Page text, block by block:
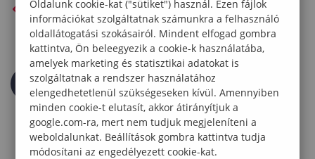
VISSZA AZ ELŐZŐ OLDALRA
Oldalunk cookie-kat ("sütiket") használ. Ezen fájlok
információkat szolgáltatnak számunkra a felhasználó
oldallátogatási szokásairól. Mindent elfogad gombra
kattintva, Ön beleegyezik a cookie-k használatába,
amelyek marketing és statisztikai adatokat is
szolgáltatnak a rendszer használatához
elengedhetetlenül szükségeseken kívül. Amennyiben
minden cookie-t elutasít, akkor átirányítjuk a
google.com-ra, mert nem tudjuk megjeleníteni a
weboldalunkat. Beállítások gombra kattintva tudja
módosítani az engedélyezett cookie-kat.